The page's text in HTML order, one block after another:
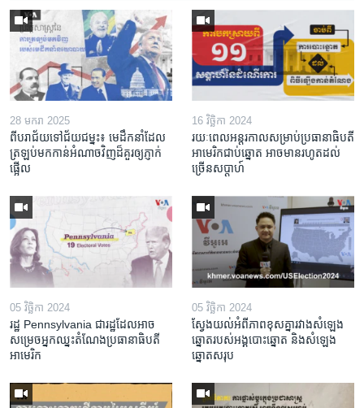
28 មករា 2025
ពី​បរាជ័យ​ទៅ​ជ័យជម្នះ៖ មេដឹកនាំ​ដែល​
ត្រឡប់​មក​កាន់​អំណាច​វិញ​ដ៏​គួរឲ្យ​ភ្ញាក់
ផ្អើល
16 វិច្ឆិកា 2024
រយៈពេល​អន្តរកាល​សម្រាប់​ប្រធានាធិបតី​
អាមេរិក​ជាប់​ឆ្នោត ​អាច​មាន​រហូត​ដល់​
ច្រើន​សប្តាហ៍
05 វិច្ឆិកា 2024
រដ្ឋ Pennsylvania ជា​រដ្ឋ​ដែល​អាច​
សម្រេច​អ្នក​ឈ្នះ​តំណែង​ប្រធានាធិបតី​
អាមេរិក
05 វិច្ឆិកា 2024
ស្វែងយល់​អំពី​​ភាព​ខុសគ្នា​រវាង​សំឡេង​
ឆ្នោត​របស់​អង្គ​បោះឆ្នោត និង​សំឡេង​
ឆ្នោត​សរុប